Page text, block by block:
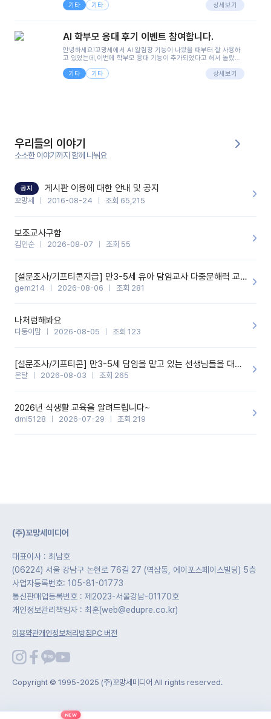
려니 어려울때가...^^(저만 그런거 아니죠 ㅜㅜ)꼬망봇의 장점은 지
피티나 제미나이는 몇세이고 여자인지 남자인지 등그래도 좀 기본
정보를 제공하면서 물어봐야할 때가 있어그때마다 정보를 입력하는
으셔서 고민이 됐는데ai 학부모 응대를 써볼 수 있어서 좋았어요!앞
면..)그리고 제가 신입 때 이게 있었더라면 ㅜㅜㅜㅜ?응대 팁이 정말
좋은거 같아요지금은 그래도 아이들이 잘 이해 되지만초임 때는 정
말 어려워서 항상다른 선생님들께 도움을 요청했었거든요..ㅠ*일지
쓸 때도 좀 도움이 되는 거 같아요!
기타 기타 상세보기
AI 학부모 응대 후기 이벤트 참여합니다.
안녕하세요!꼬망세에서 AI 알림장 기능이 나왔을 때부터 잘 사용하
고 있었는데,이번에 학부모 응대 기능이 추가되었다고 해서 놀랐습
님 응대에 더 많은 부담을 느끼고 있습니다 ㅠㅠ이번에 제가 원에서
겪은 일과 학부모님께 전달드렸던 내용을 함께 보시고,저와 비슷한
을 많이 하는데,꼬망봇 덕분에 고민하는 시간을 줄이고 학부모님을
안심시킬 수 있었습니다.이 부분은 꼬망봇이 추가로 알려준 응대 tip
입니다.학부모님께 전화를 드리기 전에, 내용을 숙지하여 좀 더 전문
성 있는 교사가 되어 대화를 나눌 수 있었습니다.꼬망세 AI학부모 응
기능을 개발해 주셔서 감사합니다.
기타 기타 상세보기
우리들의 이야기
소소한 이야기까지 함께 나눠요
공지 게시판 이용에 대한 안내 및 공지
꼬망세 2016-08-24 조회 65,215
보조교사구함
김인순 2026-08-07 조회 55
[설문조사/기프티콘지급] 만3-5세 유아 담임교사 다중문해력 교육 증진을 위한 설문조사
gem214 2026-08-06 조회 281
나처럼해봐요
다둥이맘 2026-08-05 조회 123
[설문조사/기프티콘] 만3-5세 담임을 맡고 있는 선생님들을 대상으로 설문조사를 합니다!
온달 2026-08-03 조회 265
2026년 식생활 교육을 알려드립니다~
dml5128 2026-07-29 조회 219
(주)꼬망세미디어
대표이사 : 최남호
(06224) 서울 강남구 논현로 76길 27 (역삼동, 에이포스페이스빌딩) 5층
사업자등록번호: 105-81-01773
통신판매업등록번호 : 제2023-서울강남-01170호
개인정보관리책임자 : 최훈(web@edupre.co.kr)
이용약관개인정보처리방침PC 버전
Copyright © 1995-2025 (주)꼬망세미디어 All rights reserved.
NEW